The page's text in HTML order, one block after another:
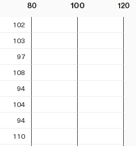
80 100 120
102
103
97
108
94
104
94
110